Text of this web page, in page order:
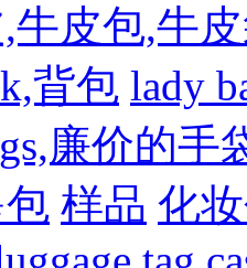
牛皮包,牛
背包 lady
廉价的手
包 样品 化